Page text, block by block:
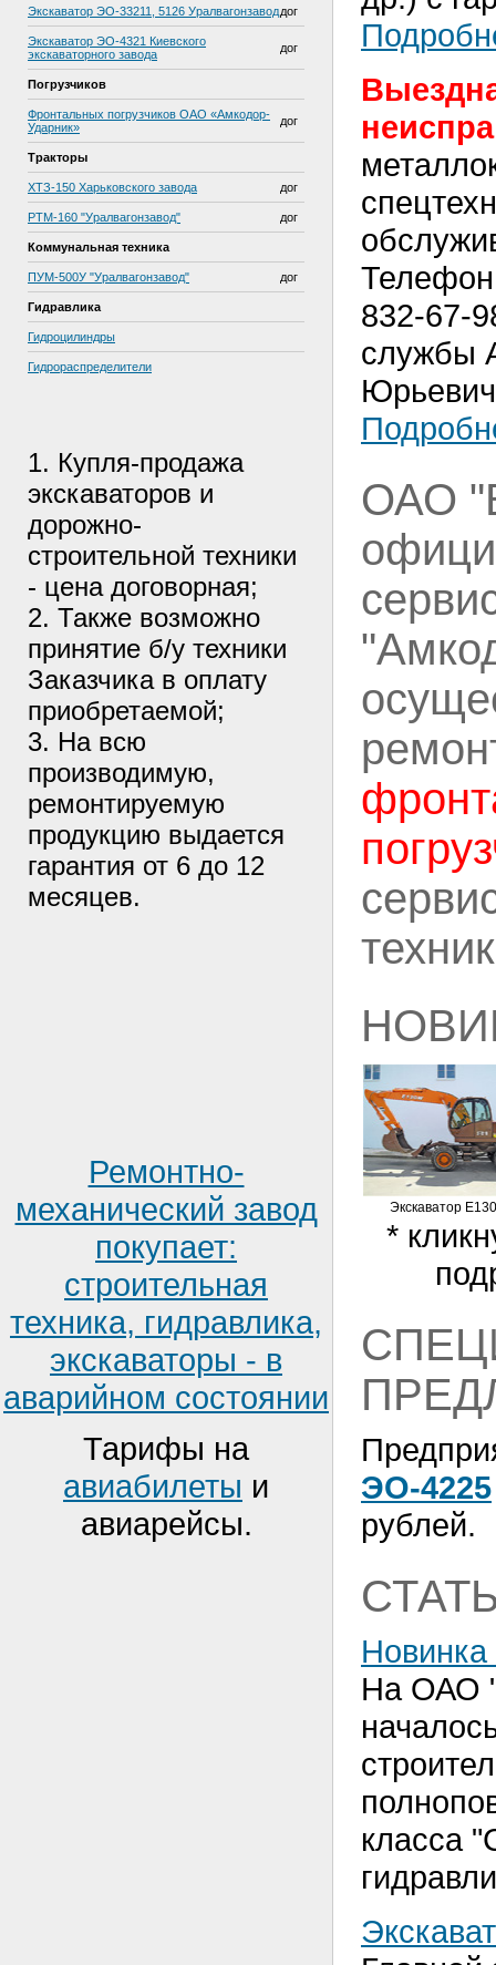
Экскаватор ЭО-33211, 5126 Уралвагонзаводдог
Экскаватор ЭО-4321 Киевского
экскаваторного завода
дог
Погрузчиков
Фронтальных погрузчиков ОАО «Амкодор-
Ударник»
дог
Тракторы
ХТЗ-150 Харьковского завода дог
РТМ-160 "Уралвагонзавод" дог
Коммунальная техника
ПУМ-500У "Уралвагонзавод" дог
Гидравлика
Гидроцилиндры
Гидрораспределители
1. Купля-продажа
экскаваторов и
дорожно-
строительной техники
- цена договорная;
2. Также возможно
принятие б/у техники
Заказчика в оплату
приобретаемой;
3. На всю
производимую,
ремонтируемую
продукцию выдается
гарантия от 6 до 12
месяцев.
Ремонтно-
механический завод
покупает:
строительная
техника, гидравлика,
экскаваторы - в
аварийном состоянии
Тарифы на
авиабилеты и
авиарейсы.
832-67-
службы
Юрьевич
ОАО
Экскаватор
*
ЭО-4225
рублей.
Новинка
На ОАО
класса